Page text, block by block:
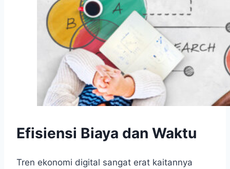
Efisiensi Biaya dan Waktu
Tren ekonomi digital sangat erat kaitannya